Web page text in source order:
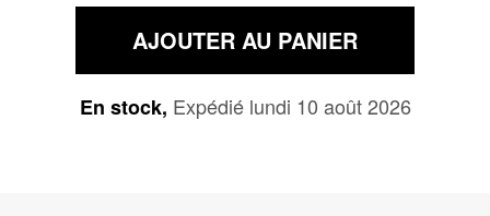
AJOUTER AU PANIER
En stock, Expédié lundi 10 août 2026